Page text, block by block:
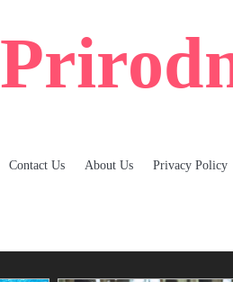
Contact Us About Us Privacy Policy